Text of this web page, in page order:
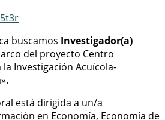
buscamos Investigador(a)
del proyecto Centro
Investigación Acuícola-
está dirigida a un/a
en Economía, Economía de